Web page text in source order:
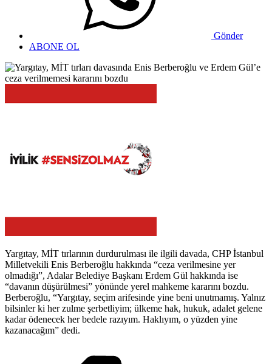
Gönder
ABONE OL
Yargıtay, MİT tırlarının durdurulması ile ilgili davada, CHP İstanbul
Milletvekili Enis Berberoğlu hakkında “ceza verilmesine yer
olmadığı”, Adalar Belediye Başkanı Erdem Gül hakkında ise
“davanın düşürülmesi” yönünde yerel mahkeme kararını bozdu.
Berberoğlu, “Yargıtay, seçim arifesinde yine beni unutmamış. Yalnız
bilsinler ki her zulme şerbetliyim; ülkeme hak, hukuk, adalet gelene
kadar ödenecek her bedele razıyım. Haklıyım, o yüzden yine
kazanacağım” dedi.